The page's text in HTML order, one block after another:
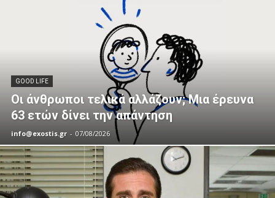
GOOD LIFE
Οι άνθρωποι τελικά αλλάζουν; Μια έρευνα
63 ετών δίνει την απάντηση
info@exostis.gr - 07/08/2026